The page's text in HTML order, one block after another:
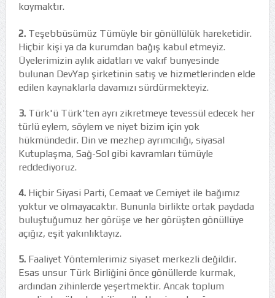
koymaktır.
2.Teşebbüsümüz Tümüyle bir gönüllülük hareketidir.
Hiçbir kişi ya da kurumdan bağış kabul etmeyiz.
Üyelerimizin aylık aidatları ve vakıf bunyesinde
bulunan DevYap şirketinin satış ve hizmetlerinden elde
edilen kaynaklarla davamızı sürdürmekteyiz.
3.Türk'ü Türk'ten ayrı zikretmeye tevessül edecek her
türlü eylem, söylem ve niyet bizim için yok
hükmündedir. Din ve mezhep ayrımcılığı, siyasal
Kutuplaşma, Sağ-Sol gibi kavramları tümüyle
reddediyoruz.
4.Hiçbir Siyasi Parti, Cemaat ve Cemiyet ile bağımız
yoktur ve olmayacaktır. Bununla birlikte ortak paydada
buluştuğumuz her görüşe ve her görüşten gönüllüye
açığız, eşit yakınlıktayız.
5.Faaliyet Yöntemlerimiz siyaset merkezli değildir.
Esas unsur Türk Birliğini önce gönüllerde kurmak,
ardından zihinlerde yeşertmektir. Ancak toplum